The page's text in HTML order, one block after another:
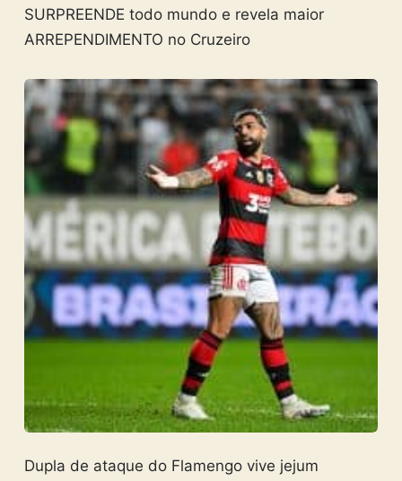
SURPREENDE todo mundo e revela maior
ARREPENDIMENTO no Cruzeiro
Dupla de ataque do Flamengo vive jejum